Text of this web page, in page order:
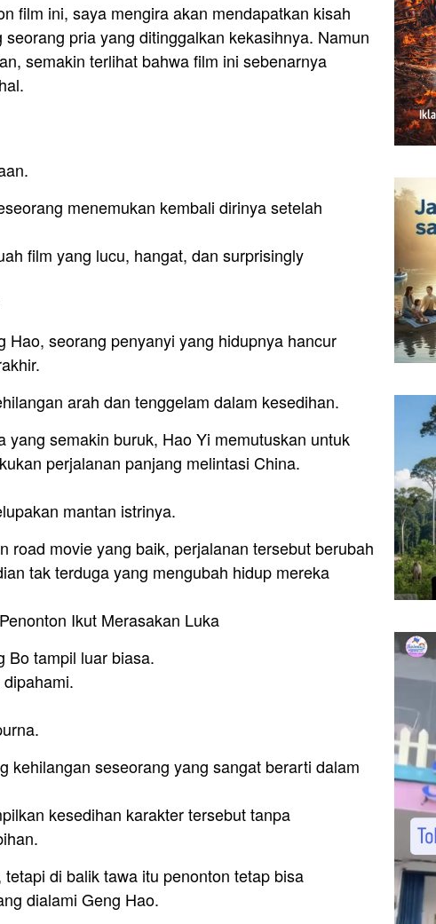
film ini, saya mengira akan mendapatkan kisah
pria yang ditinggalkan kekasihnya. Namun
semakin terlihat bahwa film ini sebenarnya
menemukan kembali dirinya setelah
film yang lucu, hangat, dan surprisingly
Hao, seorang penyanyi yang hidupnya hancur
arah dan tenggelam dalam kesedihan.
yang semakin buruk, Hao Yi memutuskan untuk
perjalanan panjang melintasi China.
mantan istrinya.
road movie yang baik, perjalanan tersebut berubah
tak terduga yang mengubah hidup mereka
Ikut Merasakan Luka
Bo tampil luar biasa.
kehilangan seseorang yang sangat berarti dalam
kesedihan karakter tersebut tanpa
di balik tawa itu penonton tetap bisa
dialami Geng Hao.